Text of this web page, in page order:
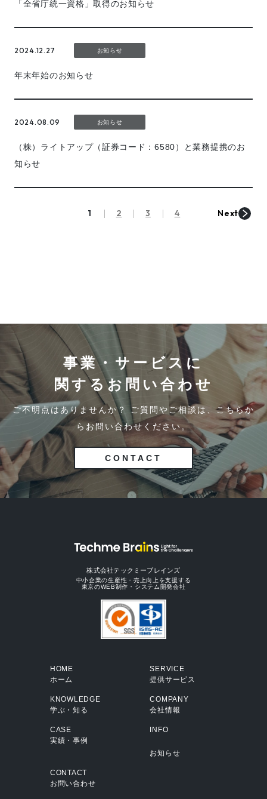
「全省庁統一資格」取得のお知らせ
2024.12.27 お知らせ
年末年始のお知らせ
2024.08.09 お知らせ
（株）ライトアップ（証券コード：6580）と業務提携のお
知らせ
1 2 3 4 Next
事業・サービスに
関するお問い合わせ
ご不明点はありませんか？ ご質問やご相談は、こちらか
らお問い合わせください。
CONTACT
株式会社テックミーブレインズ
中小企業の生産性・売上向上を支援する
東京のWEB制作・システム開発会社
HOME
ホーム
SERVICE
提供サービス
KNOWLEDGE
学ぶ・知る
CASE
実績・事例
COMPANY
会社情報
INFO
お知らせ
CONTACT
お問い合わせ